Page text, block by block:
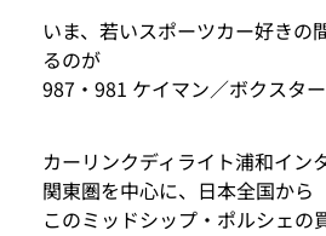
いま、若いスポーツカー好きの
るのが
987・981 ケイマン／ボクスター
カーリンクディライト浦和イン
関東圏を中心に、日本全国から
このミッドシップ・ポルシェの